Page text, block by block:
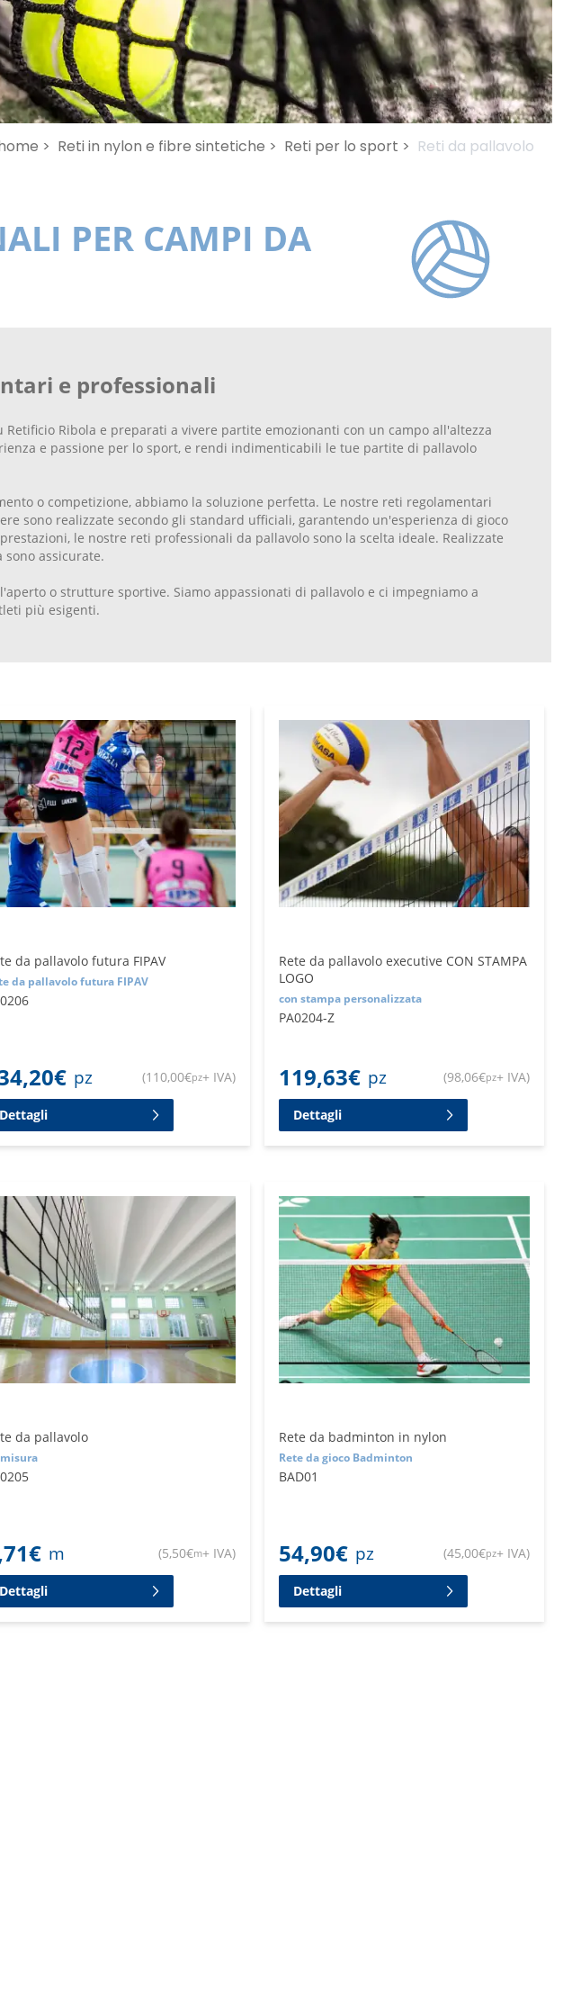
> Reti in nylon e fibre sintetiche > Reti per lo sport > Reti da pallavolo
PER CAMPI DA
e professionali
Ribola e preparati a vivere partite emozionanti con un campo all'altezza
e passione per lo sport, e rendi indimenticabili le tue partite di pallavolo
o competizione, abbiamo la soluzione perfetta. Le nostre reti regolamentari
sono realizzate secondo gli standard ufficiali, garantendo un'esperienza di gioco
le nostre reti professionali da pallavolo sono la scelta ideale. Realizzate
assicurate.
o strutture sportive. Siamo appassionati di pallavolo e ci impegniamo a
più esigenti.
da pallavolo futura FIPAV
da pallavolo futura FIPAV
€ pz (110,00€pz+ IVA)
Dettagli
Rete da pallavolo executive CON STAMPA
LOGO
con stampa personalizzata
PA0204-Z
119,63€ pz (98,06€pz+ IVA)
Dettagli
da pallavolo
€ m (5,50€m+ IVA)
Dettagli
Rete da badminton in nylon
Rete da gioco Badminton
BAD01
54,90€ pz (45,00€pz+ IVA)
Dettagli